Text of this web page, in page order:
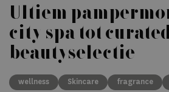
Ultiem
city spa tot
beautyselectie
wellness Skincare fragrance